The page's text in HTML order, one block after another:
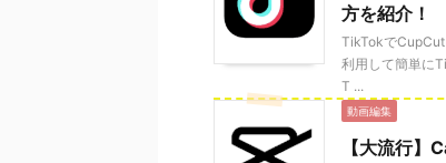
方を紹介！
TikTokでCupCut
利用して簡単に
T ...
動画編集
【大流行